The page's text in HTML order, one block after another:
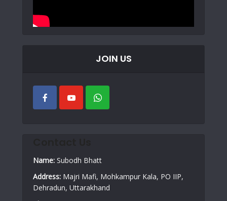
JOIN US
Name: Subodh Bhatt
Address: Majri Mafi, Mohkampur Kala, PO IIP,
Dehradun, Uttarakhand